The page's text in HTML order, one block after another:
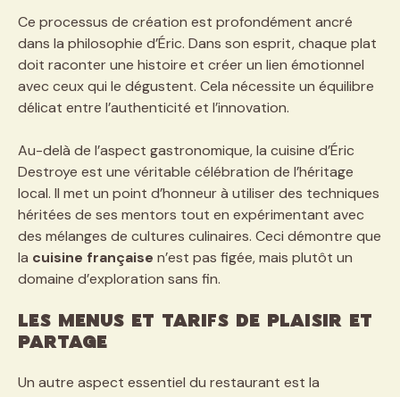
Ce processus de création est profondément ancré
dans la philosophie d’Éric. Dans son esprit, chaque plat
doit raconter une histoire et créer un lien émotionnel
avec ceux qui le dégustent. Cela nécessite un équilibre
délicat entre l’authenticité et l’innovation.
Au-delà de l’aspect gastronomique, la cuisine d’Éric
Destroye est une véritable célébration de l’héritage
local. Il met un point d’honneur à utiliser des techniques
héritées de ses mentors tout en expérimentant avec
des mélanges de cultures culinaires. Ceci démontre que
la cuisine française n’est pas figée, mais plutôt un
domaine d’exploration sans fin.
Les Menus et Tarifs de Plaisir et
Partage
Un autre aspect essentiel du restaurant est la